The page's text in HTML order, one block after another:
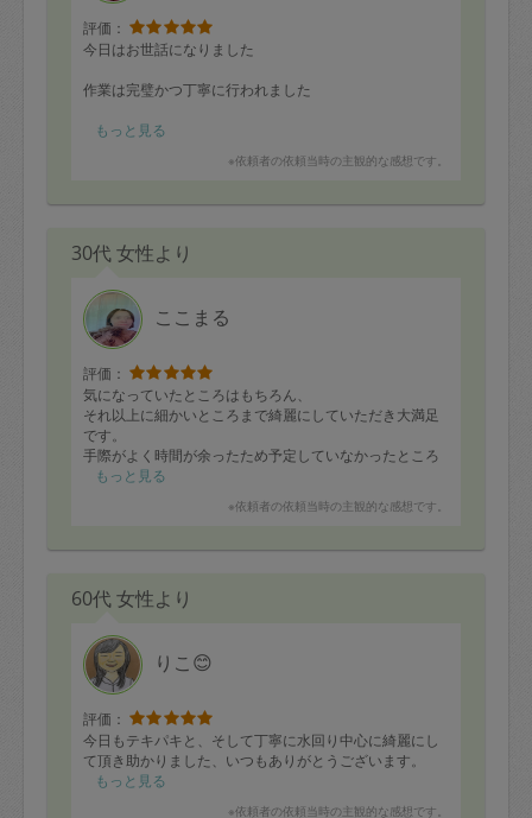
金曜日9時～土曜日8時まで＝依頼金額の
100%
土曜日8時〜実施時間＝依頼金額の100%
＋交通費全額
依頼者不在による当日キャンセル＝依頼
定期契約をキャンセルする場合、毎週定
期は月2回まで隔週定期は月1回までキャ
ンセル料は発生しません。それ以上はキ
ャンセル料が発生します。
定期契約キャンセル料：
い。
定期依頼1回（3時間）の金額とスポット
1回（3時間）依頼した場合の金額の差額
相当で料金設定されています。
評価：
今日はお世話になりました
作業は完璧かつ丁寧に行われました
またこのサービスを利用できるのを楽しみにしています
もっと見る
※依頼者の依頼当時の主観的な感想です。
30代 女性より
ここまる
評価：
気になっていたところはもちろん、
それ以上に細かいところまで綺麗にしていただき大満足
です。
手際がよく時間が余ったため予定していなかったところ
も掃除してくださいました。ありがとうございました。
もっと見る
※依頼者の依頼当時の主観的な感想です。
60代 女性より
りこ😊
評価：
今日もテキパキと、そして丁寧に水回り中心に綺麗にし
て頂き助かりました、いつもありがとうございます。
もっと見る
※依頼者の依頼当時の主観的な感想です。